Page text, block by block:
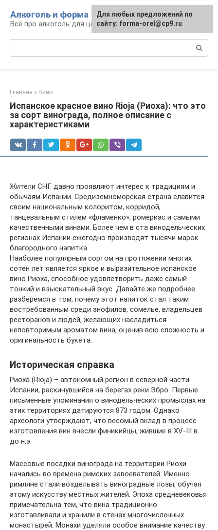
контенту
Алкоголь и форма
Всё про алкоголь для ценителей
Главная » Вино
Испанское красное вино Rioja (Риоха): что это
за сорт винограда, полное описание с
характеристиками
Жители СНГ давно проявляют интерес к традициям и
обычаям Испании. Средиземноморская страна славится
своим национальным колоритом, корридой,
танцевальным стилем «фламенко», ромериас и самыми
качественными винами. Более чем в ста винодельческих
регионах Испании ежегодно производят тысячи марок
благородного напитка.
Наиболее популярным сортом на протяжении многих
сотен лет является яркое и выразительное испанское
вино Риоха, способное удовлетворить даже самый
тонкий и взыскательный вкус. Давайте же подробнее
разберемся в том, почему этот напиток стал таким
востребованным среди энофилов, сомелье, владельцев
ресторанов и людей, желающих насладиться
неповторимым ароматом вина, оценив всю сложность и
оригинальность букета.
Историческая справка
Риоха (Rioja) – автономный регион в северной части
Испании, раскинувшийся на берегах реки Эбро. Первые
письменные упоминания о винодельческих промыслах на
этих территориях датируются 873 годом. Однако
археологи утверждают, что весомый вклад в процесс
изготовления вин внесли финикийцы, жившие в XV-III в.
до н.э.
Массовые посадки винограда на территории Риохи
начались во времена римских завоевателей. Именно
римляне стали возделывать виноградные лозы, обучая
этому искусству местных жителей. Эпоха средневековья
примечательна тем, что вина традиционно
изготавливали и хранили в стенах многочисленных
монастырей. Монахи уделяли особое внимание качеству
Для любых предложений по
сайту: forma-orel@cp9.ru